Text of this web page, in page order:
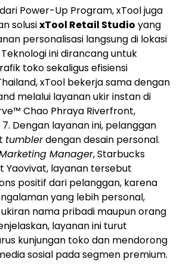
Power-Up Program, xTool juga
solusixTool Retail Studio yang
personalisasi langsung di lokasi
ini dirancang untuk
toko sekaligus efisiensi
xTool bekerja sama dengan
melalui layanan ukir instan di
Chao Phraya Riverfront,
7. Dengan layanan ini, pelanggan
tumblerdengan desain personal.
Manager, Starbucks
Yaovivat, layanan tersebut
positif dari pelanggan, karena
yang lebih personal,
nama pribadi maupun orang
layanan ini turut
kunjungan toko dan mendorong
sosial pada segmen premium.